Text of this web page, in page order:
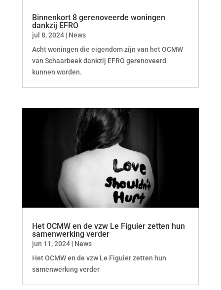
Binnenkort 8 gerenoveerde woningen
dankzij EFRO
jul 8, 2024| News
Acht woningen die eigendom zijn van het OCMW
van Schaarbeek dankzij EFRO gerenoveerd
kunnen worden.
Het OCMW en de vzw Le Figuier zetten hun
samenwerking verder
jun 11, 2024| News
Het OCMW en de vzw Le Figuier zetten hun
samenwerking verder